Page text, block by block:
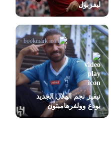
ليفربول
نيفيز نجم الهلال الجديد
يودع وولفرهامبتون